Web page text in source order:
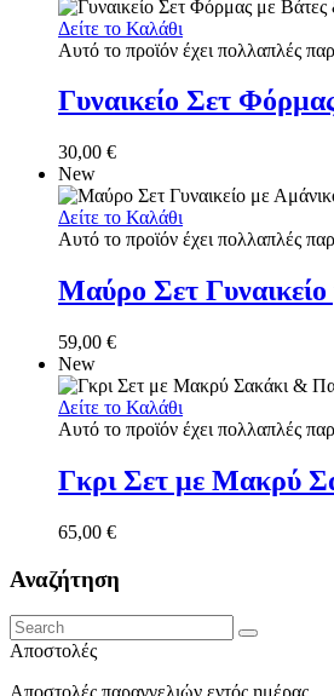
Δείτε το Καλάθι
Αυτό το προϊόν έχει πολλαπλές
Γυναικείο Σετ
30,00 €
New
Δείτε το Καλάθι
Αυτό το προϊόν έχει πολλαπλές
Μαύρο Σετ
59,00 €
New
Δείτε το Καλάθι
Αυτό το προϊόν έχει πολλαπλές
Γκρι Σετ με Μακρύ
65,00 €
Αναζήτηση
Αποστολές